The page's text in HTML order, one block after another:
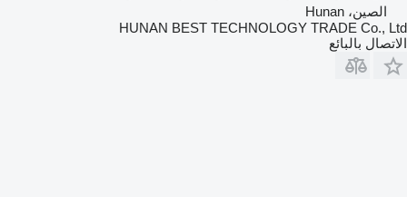
الصين، Hunan
HUNAN BEST TECHNOLOGY TRADE Co., Ltd
الاتصال بالبائع